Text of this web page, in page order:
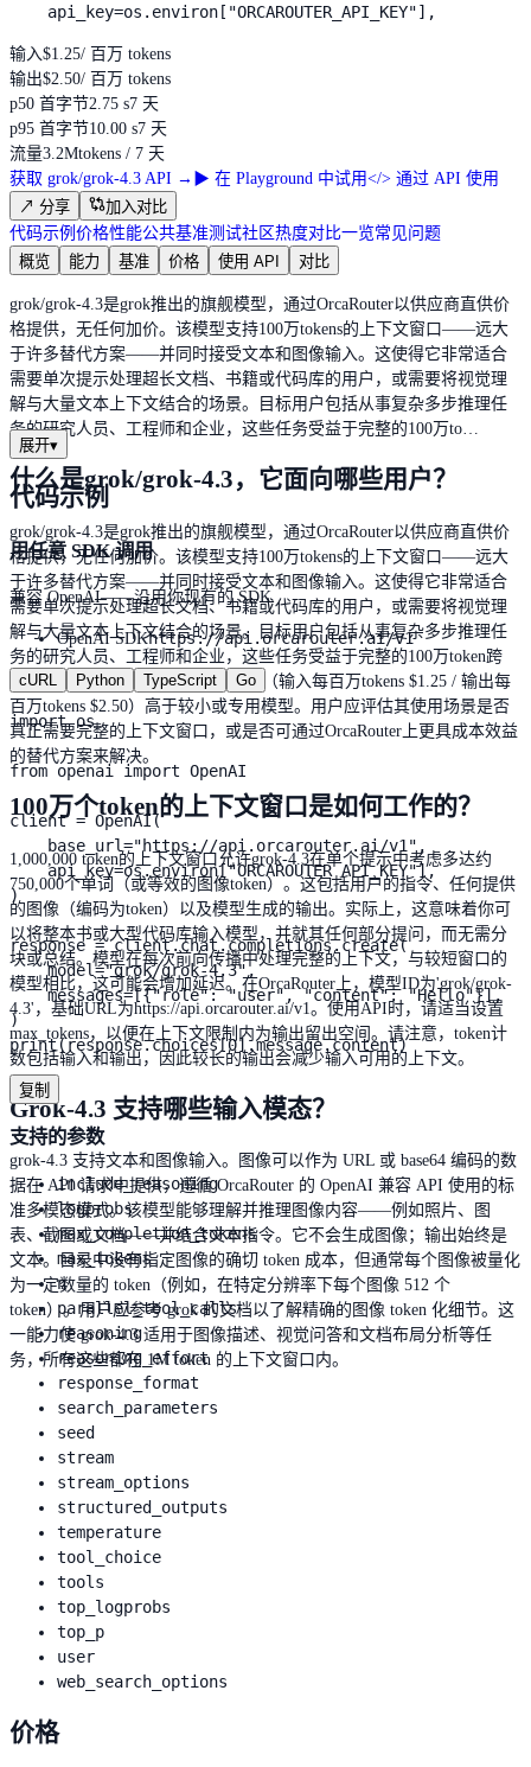
    api_key=os.environ["ORCAROUTER_API_KEY"],
输入$1.25/ 百万 tokens
输出$2.50/ 百万 tokens
p50 首字节2.75 s7 天
p95 首字节10.00 s7 天
流量3.2Mtokens / 7 天
获取 grok/grok-4.3 API → ▶ 在 Playground 中试用</> 通过 API 使用
↗ 分享
加入对比
代码示例 价格性能公共基准测试社区热度对比一览常见问题
概览
能力 基准 价格 使用 API 对比
grok/grok-4.3是grok推出的旗舰模型，通过OrcaRouter以供应商直供价
格提供，无任何加价。该模型支持100万tokens的上下文窗口——远大
于许多替代方案——并同时接受文本和图像输入。这使得它非常适合
需要单次提示处理超长文档、书籍或代码库的用户，或需要将视觉理
解与大量文本上下文结合的场景。目标用户包括从事复杂多步推理任
务的研究人员、工程师和企业，这些任务受益于完整的100万to…
什么是grok/grok-4.3，它面向哪些用户？
grok/grok-4.3是grok推出的旗舰模型，通过OrcaRouter以供应商直供价
格提供，无任何加价。该模型支持100万tokens的上下文窗口——远大
于许多替代方案——并同时接受文本和图像输入。这使得它非常适合
需要单次提示处理超长文档、书籍或代码库的用户，或需要将视觉理
解与大量文本上下文结合的场景。目标用户包括从事复杂多步推理任
务的研究人员、工程师和企业，这些任务受益于完整的100万token跨
度。作为顶级模型，其每token价格（输入每百万tokens $1.25 / 输出每
百万tokens $2.50）高于较小或专用模型。用户应评估其使用场景是否
真正需要完整的上下文窗口，或是否可通过OrcaRouter上更具成本效益
的替代方案来解决。
100万个token的上下文窗口是如何工作的？
1,000,000 token的上下文窗口允许grok-4.3在单个提示中考虑多达约
750,000个单词（或等效的图像token）。这包括用户的指令、任何提供
的图像（编码为token）以及模型生成的输出。实际上，这意味着你可
以将整本书或大型代码库输入模型，并就其任何部分提问，而无需分
块或总结。模型在每次前向传播中处理完整的上下文，与较短窗口的
模型相比，这可能会增加延迟。在OrcaRouter上，模型ID为'grok/grok-
4.3'，基础URL为https://api.orcarouter.ai/v1。使用API时，请适当设置
max_tokens，以便在上下文限制内为输出留出空间。请注意，token计
数包括输入和输出，因此较长的输出会减少输入可用的上下文。
Grok-4.3 支持哪些输入模态？
grok-4.3 支持文本和图像输入。图像可以作为 URL 或 base64 编码的数
据在 API 请求中提供，遵循 OrcaRouter 的 OpenAI 兼容 API 使用的标
准多模态模式。该模型能够理解并推理图像内容——例如照片、图
表、截图或文档——并结合文本指令。它不会生成图像；输出始终是
文本。目录中没有指定图像的确切 token 成本，但通常每个图像被量化
为一定数量的 token（例如，在特定分辨率下每个图像 512 个
token）。用户应参考 grok 的文档以了解精确的图像 token 化细节。这
一能力使 grok-4.3 适用于图像描述、视觉问答和文档布局分析等任
务，所有这些都在 1M token 的上下文窗口内。
展开▾
代码示例
用任意 SDK 调用
兼容 OpenAI——沿用你现有的 SDK
OpenAI SDKhttps://api.orcarouter.ai/v1
cURL Python TypeScript Go
import os
from openai import OpenAI
client = OpenAI(
    base_url="https://api.orcarouter.ai/v1",
    api_key=os.environ["ORCAROUTER_API_KEY"],
)
response = client.chat.completions.create(
    model="grok/grok-4.3",
    messages=[{"role": "user", "content": "Hello"}],
)
print(response.choices[0].message.content)
复制
支持的参数
include_reasoning
logprobs
max_completion_tokens
max_tokens
n
parallel_tool_calls
reasoning
reasoning_effort
response_format
search_parameters
seed
stream
stream_options
structured_outputs
temperature
tool_choice
tools
top_logprobs
top_p
user
web_search_options
价格